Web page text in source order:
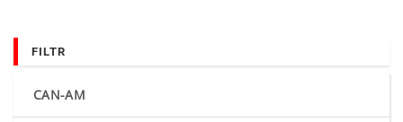
FILTR
CAN-AM